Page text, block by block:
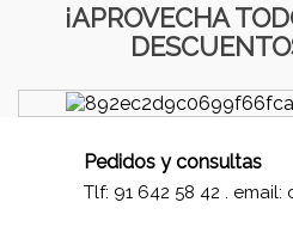
¡APROVECHA
Pedidos y consultas
Tlf: 91 642 58 42 . email: